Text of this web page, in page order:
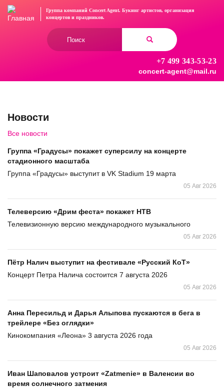
Перейти
Группа компаний Concert Agent. Букинг артистов, организация
концертови праздников.
+7 499 343-53-23
concert-agent@mail.ru
Новости
Все новости
Группа «Градусы» покажет суперсилу на концерте
стадионного масштаба
Группа «Градусы» выступит в VK Stadium 19 марта
05 Авг 2026
Телеверсию «Дрим феста» покажет НТВ
Телевизионную версию международного музыкального
05 Авг 2026
Пётр Налич выступит на фестивале «Русский КоТ»
Концерт Петра Налича состоится 7 августа 2026
05 Авг 2026
Анна Пересильд и Дарья Алыпова пускаются в бега в
трейлере «Без оглядки»
Кинокомпания «Леона» 3 августа 2026 года
05 Авг 2026
Иван Шаповалов устроит «Zatmenie» в Валенсии во
время солнечного затмения